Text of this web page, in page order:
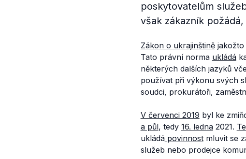
poskytovatelům
však zákazník
Zákon o ukrajinštinějakožto
Tato právní norma ukládá
některých dalších jazyků
používat při výkonu svých
soudci, prokurátoři,
V červenci 2019 byl ke
a půl, tedy 16. ledna2021.
ukládápovinnostmluvit se
služeb nebo prodejce